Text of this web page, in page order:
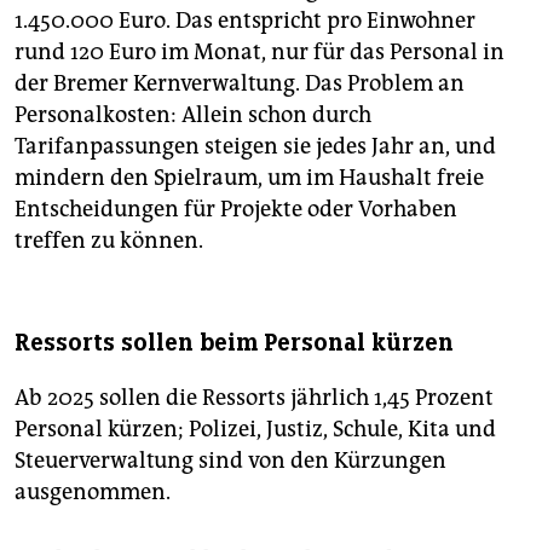
1.450.000 Euro. Das entspricht pro Einwohner
rund 120 Euro im Monat, nur für das Personal in
der Bremer Kernverwaltung. Das Problem an
Personalkosten: Allein schon durch
Tarifanpassungen steigen sie jedes Jahr an, und
mindern den Spielraum, um im Haushalt freie
Entscheidungen für Projekte oder Vorhaben
treffen zu können.
Ressorts sollen beim Personal kürzen
Ab 2025 sollen die Ressorts jährlich 1,45 Prozent
Personal kürzen; Polizei, Justiz, Schule, Kita und
Steuerverwaltung sind von den Kürzungen
ausgenommen.